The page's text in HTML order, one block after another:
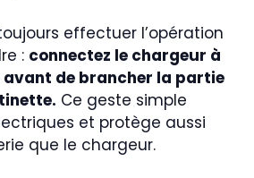
effectuer l’opération
: connectez le chargeur à
de brancher la partie
Ce geste simple
et protège aussi
que le chargeur.